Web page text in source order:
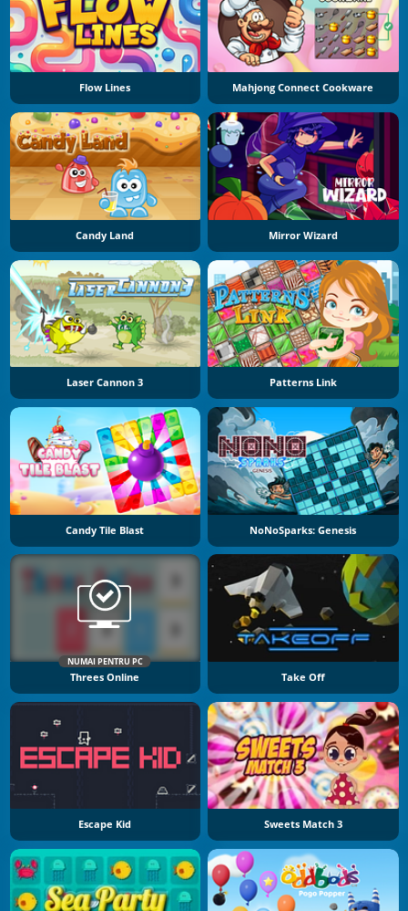
Flow Lines Mahjong Connect Cookware
Candy Land Mirror Wizard
Laser Cannon 3 Patterns Link
Candy Tile Blast NoNoSparks: Genesis
NUMAI PENTRU PC
Threes Online Take Off
Escape Kid Sweets Match 3